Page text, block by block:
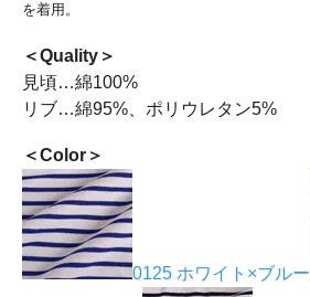
を着用。
＜Quality＞
見頃…綿100%
リブ…綿95%、ポリウレタン5%
＜Color＞
0125 ホワイト×ブルー